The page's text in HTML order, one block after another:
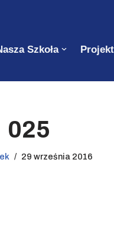
Szkoła
025
29 września 2016